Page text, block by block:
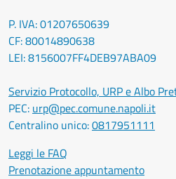
P. IVA: 01207650639
CF: 80014890638
LEI: 8156007FF4DEB97ABA09
Servizio Protocollo, URP e Albo
PEC: urp@pec.comune.napoli.it
Centralino unico:0817951111
Leggi le FAQ
Prenotazione appuntamento